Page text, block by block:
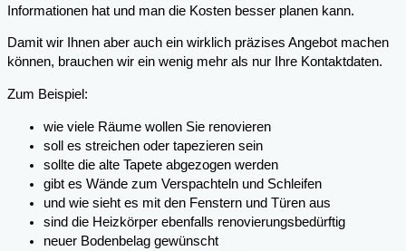
Informationen hat und man die Kosten besser planen kann.
Damit wir Ihnen aber auch ein wirklich präzises Angebot machen
können, brauchen wir ein wenig mehr als nur Ihre Kontaktdaten.
Zum Beispiel:
wie viele Räume wollen Sie renovieren
soll es streichen oder tapezieren sein
sollte die alte Tapete abgezogen werden
gibt es Wände zum Verspachteln und Schleifen
und wie sieht es mit den Fenstern und Türen aus
sind die Heizkörper ebenfalls renovierungsbedürftig
neuer Bodenbelag gewünscht